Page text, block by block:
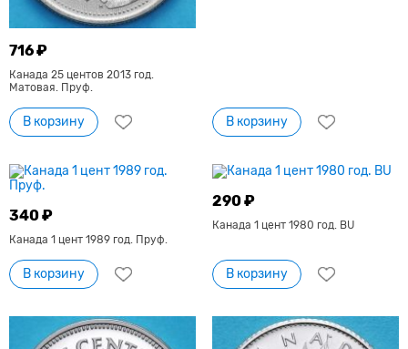
716 ₽
Канада 25 центов 2013 год.
Матовая. Пруф.
В корзину В корзину
340 ₽
Канада 1 цент 1989 год. Пруф.
В корзину
290 ₽
Канада 1 цент 1980 год. BU
В корзину